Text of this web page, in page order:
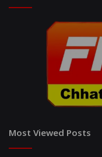
Most Viewed Posts